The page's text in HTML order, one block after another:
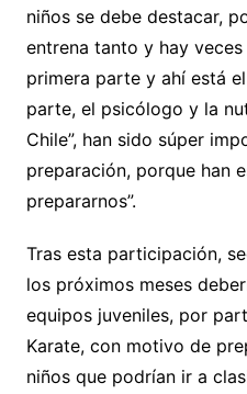
niños se debe destacar,
entrena tanto y hay
primera parte y ahí está
parte, el psicólogo y la
Chile”, han sido súper
preparación, porque han
prepararnos”.
Tras esta participación,
los próximos meses
equipos juveniles, por
Karate, con motivo de
niños que podrían ir a